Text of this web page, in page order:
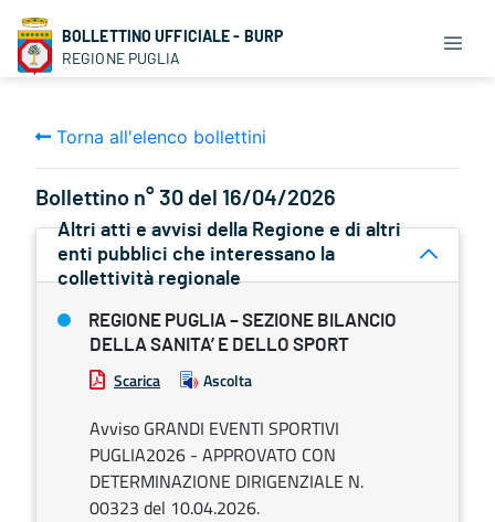
BOLLETTINO UFFICIALE - BURP
REGIONE PUGLIA
Torna all'elenco bollettini
Bollettino n° 30 del 16/04/2026
Altri atti e avvisi della Regione e di altri
enti pubblici che interessano la
collettività regionale
REGIONE PUGLIA – SEZIONE BILANCIO
DELLA SANITA’ E DELLO SPORT
Scarica Ascolta
Avviso GRANDI EVENTI SPORTIVI
PUGLIA2026 - APPROVATO CON
DETERMINAZIONE DIRIGENZIALE N.
00323 del 10.04.2026.